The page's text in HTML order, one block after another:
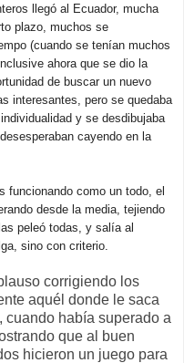
llegó al Ecuador, mucha
plazo, muchos se
(cuando se tenían muchos
ahora que se dio la
de buscar un nuevo
interesantes, pero se quedaba
y se desdibujaba
cayendo en la
funcionando como un todo, el
desde la media, tejiendo
peleó todas, y salía al
sino con criterio.
corrigiendo los
aquél donde le saca
había superado a
que al buen
hicieron un juego para